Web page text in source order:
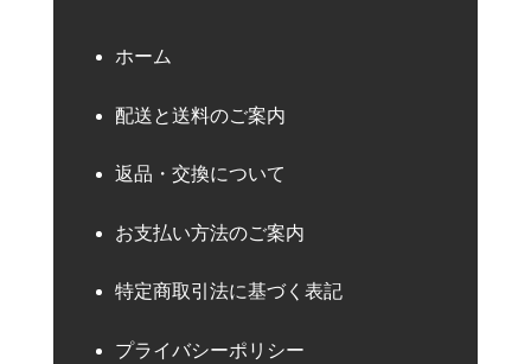
ホーム
配送と送料のご案内
返品・交換について
お支払い方法のご案内
特定商取引法に基づく表記
プライバシーポリシー